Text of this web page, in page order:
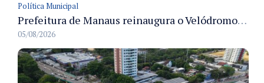
Política Municipal
Prefeitura de Manaus reinaugura o Velódromo Professora Alzira Campos e entrega espaço esportivo totalmente revitalizado
05/08/2026